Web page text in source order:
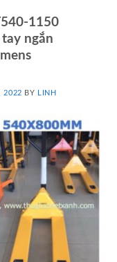
1150
tay ngắn
2022 BY LINH